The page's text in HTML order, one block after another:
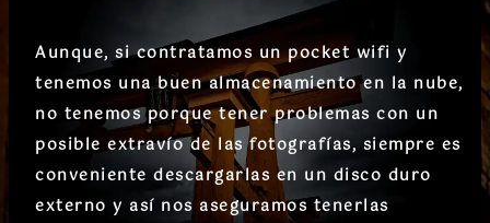
Aunque, si contratamos un pocket wifi y
tenemos una buen almacenamiento en la nube,
no tenemos porque tener problemas con un
posible extravío de las fotografías, siempre es
conveniente descargarlas en un disco duro
externo y así nos aseguramos tenerlas